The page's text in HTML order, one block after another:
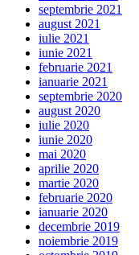
septembrie 2021
august 2021
iulie 2021
iunie 2021
februarie 2021
ianuarie 2021
septembrie 2020
august 2020
iulie 2020
iunie 2020
mai 2020
aprilie 2020
martie 2020
februarie 2020
ianuarie 2020
decembrie 2019
noiembrie 2019